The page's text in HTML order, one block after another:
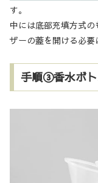
す。
中には底部充填方式
ザーの蓋を開ける必要
手順③香水ボ